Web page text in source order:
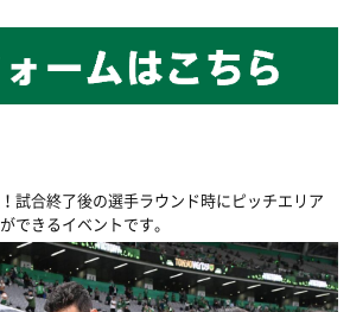
試合終了後の選手ラウンド時にピッチエリア
できるイベントです。